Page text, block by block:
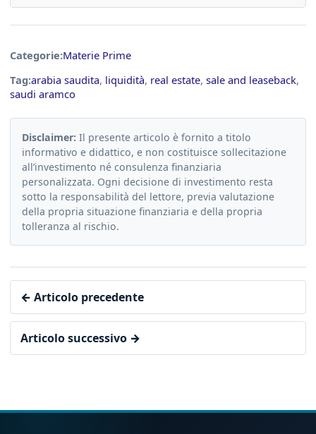
Categorie:Materie Prime
Tag:arabia saudita, liquidità, real estate, sale and leaseback,
saudi aramco
Disclaimer: Il presente articolo è fornito a titolo
informativo e didattico, e non costituisce sollecitazione
all’investimento né consulenza finanziaria
personalizzata. Ogni decisione di investimento resta
sotto la responsabilità del lettore, previa valutazione
della propria situazione finanziaria e della propria
tolleranza al rischio.
← Articolo precedente
Articolo successivo →